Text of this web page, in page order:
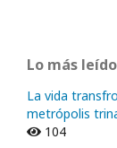
Lo más
La vida
metrópolis
104